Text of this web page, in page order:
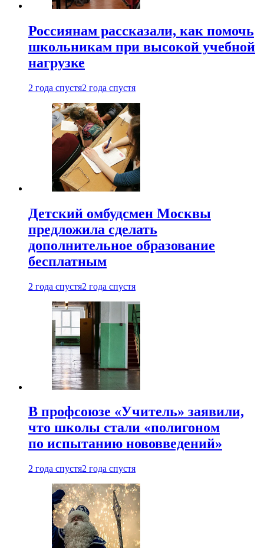
Россиянам рассказали, как помочь
школьникам при высокой учебной
нагрузке
2 года спустя2 года спустя
Детский омбудсмен Москвы
предложила сделать
дополнительное образование
бесплатным
2 года спустя2 года спустя
В профсоюзе «Учитель» заявили,
что школы стали «полигоном
по испытанию нововведений»
2 года спустя2 года спустя